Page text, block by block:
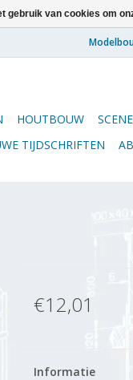
HOUTBOUW
TIJDSCHRIFTEN
€12,01
Informatie
gebruik van cookies om